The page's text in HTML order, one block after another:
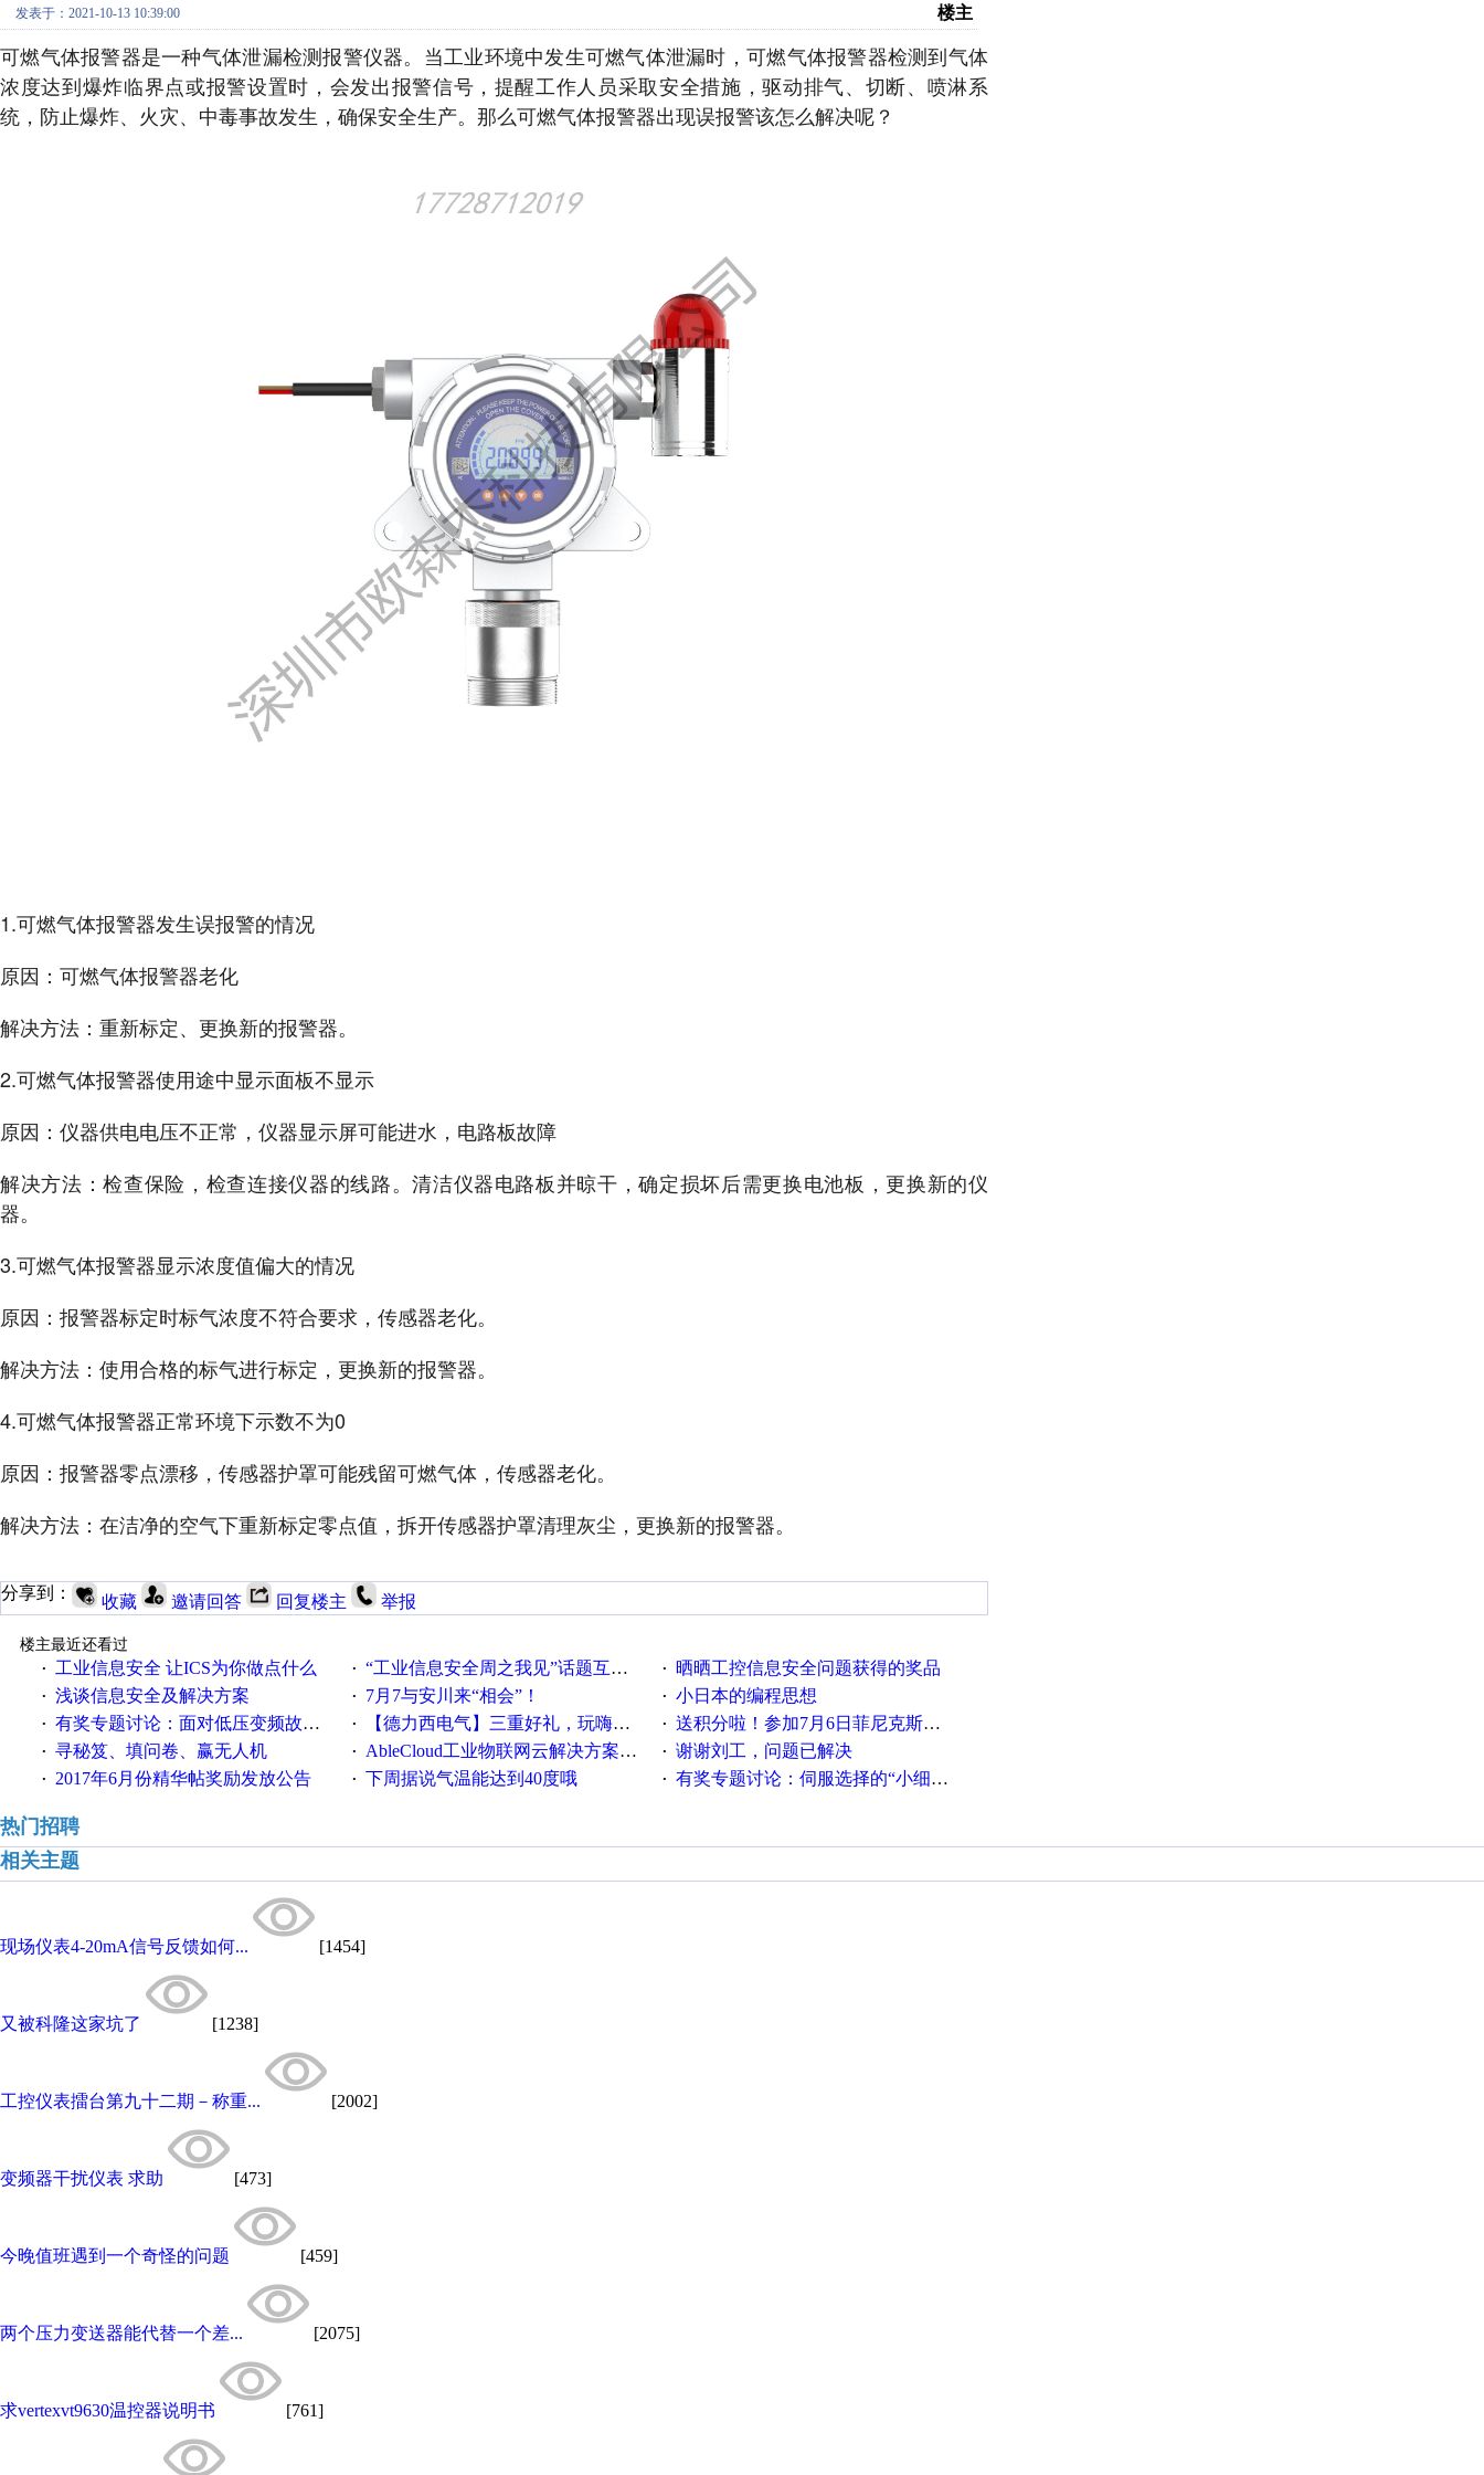
发表于：2021-10-13 10:39:00 楼主
可燃气体报警器是一种气体泄漏检测报警仪器。当工业环境中发生可燃气体泄漏时，可燃气体报警器检测到气体
浓度达到爆炸临界点或报警设置时，会发出报警信号，提醒工作人员采取安全措施，驱动排气、切断、喷淋系
统，防止爆炸、火灾、中毒事故发生，确保安全生产。那么可燃气体报警器出现误报警该怎么解决呢？
1.可燃气体报警器发生误报警的情况
原因：可燃气体报警器老化
解决方法：重新标定、更换新的报警器。
2.可燃气体报警器使用途中显示面板不显示
原因：仪器供电电压不正常，仪器显示屏可能进水，电路板故障
解决方法：检查保险，检查连接仪器的线路。清洁仪器电路板并晾干，确定损坏后需更换电池板，更换新的仪
器。
3.可燃气体报警器显示浓度值偏大的情况
原因：报警器标定时标气浓度不符合要求，传感器老化。
解决方法：使用合格的标气进行标定，更换新的报警器。
4.可燃气体报警器正常环境下示数不为0
原因：报警器零点漂移，传感器护罩可能残留可燃气体，传感器老化。
解决方法：在洁净的空气下重新标定零点值，拆开传感器护罩清理灰尘，更换新的报警器。
分享到： 收藏 邀请回答 回复楼主 举报
楼主最近还看过
·
工业信息安全 让ICS为你做点什么 · “工业信息安全周之我见”话题互动获奖名单发布公告 · 晒晒工控信息安全问题获得的奖品
· 浅谈信息安全及解决方案 · 7月7与安川来“相会”！ · 小日本的编程思想
· 有奖专题讨论：面对低压变频故障，老手是这样解决的！ · 【德力西电气】三重好礼，玩嗨夏日！ · 送积分啦！参加7月6日菲尼克斯在线研讨会即得
· 寻秘笈、填问卷、赢无人机 · AbleCloud工业物联网云解决方案实践及应用 · 谢谢刘工，问题已解决
· 2017年6月份精华帖奖励发放公告 · 下周据说气温能达到40度哦 · 有奖专题讨论：伺服选择的“小细节大学问”奖励公告
热门招聘
相关主题
现场仪表4-20mA信号反馈如何... [1454]
又被科隆这家坑了 [1238]
工控仪表擂台第九十二期－称重... [2002]
变频器干扰仪表 求助 [473]
今晚值班遇到一个奇怪的问题 [459]
两个压力变送器能代替一个差... [2075]
求vertexvt9630温控器说明书 [761]